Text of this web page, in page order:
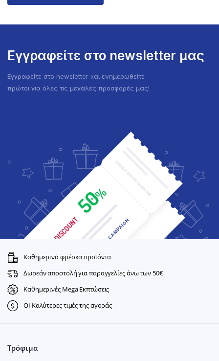
Εγγραφείτε στο newsletter μας
Εγγραφείτε στο newsletter και ενημερωθείτε
πρώτοι για όλες τις μεγάλες προσφορές μας!
Καθημερινά φρέσκα προϊόντα
Δωρεάν αποστολή για παραγγελίες άνω των 50€
Καθημερινές Mega Εκπτώσεις
ΟΙ Καλύτερες τιμές της αγοράς
Τρόφιμα